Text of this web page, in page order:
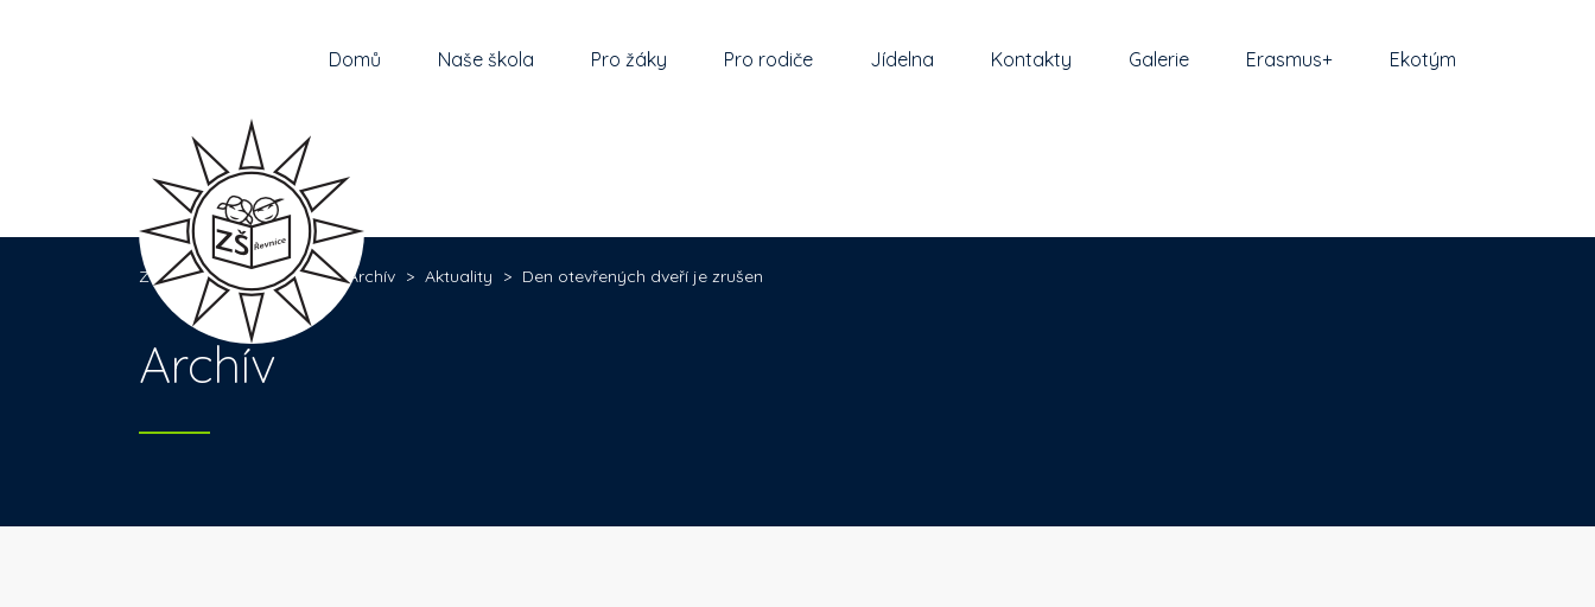
Domů Naše škola Pro žáky Pro rodiče Jídelna Kontakty Galerie Erasmus+ Ekotým
Základní škola Řevnice > Archív > Aktuality > Den otevřených dveří je zrušen
Archív